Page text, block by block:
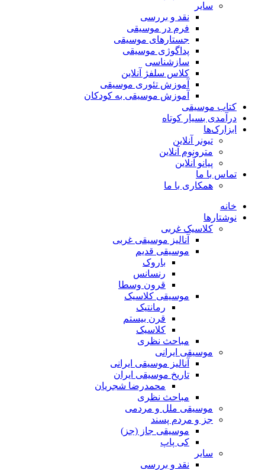
سایر
نقد‌ و بررسی
فرم در موسیقی
جستارهای موسیقی
پداگوژی موسیقی
سازشناسی
کلاس سلفژ آنلاین
آموزش تئوری موسیقی
آموزش موسیقی به کودکان
کتاب موسیقی
درآمدی بسیار کوتاه
ابزارک‌ها
تیونر آنلاین
مترونوم آنلاین
پیانو آنلاین
تماس با ما
همکاری با ما
خانه
نوشتارها
کلاسیک غربی
آنالیز موسیقی غربی
موسیقی قدیم
باروک
رنسانس
قرون وسطا
موسیقی کلاسیک
رمانتیک
قرن بیستم
کلاسیک
مباحث نظری
موسیقی ایرانی
آنالیز موسیقی ایرانی
تاریخ موسیقی ایران
محمدرضا شجریان
مباحث نظری
موسیقی ملل و مردمی
جز و مردم پسند
موسیقی جاز (جز)
کی پاپ
سایر
نقد‌ و بررسی